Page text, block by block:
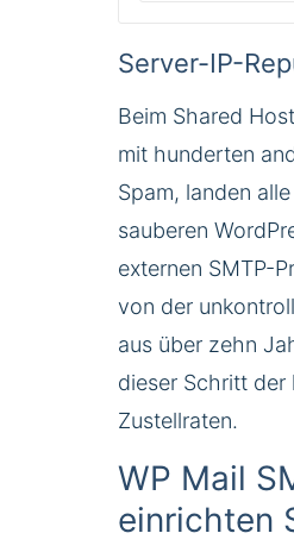
Server-IP-
Beim Shared
mit hunderten
Spam, landen
sauberen
externen SMTP-
von der
aus über zehn
dieser Schritt der
Zustellraten.
WP Mail
einrichten